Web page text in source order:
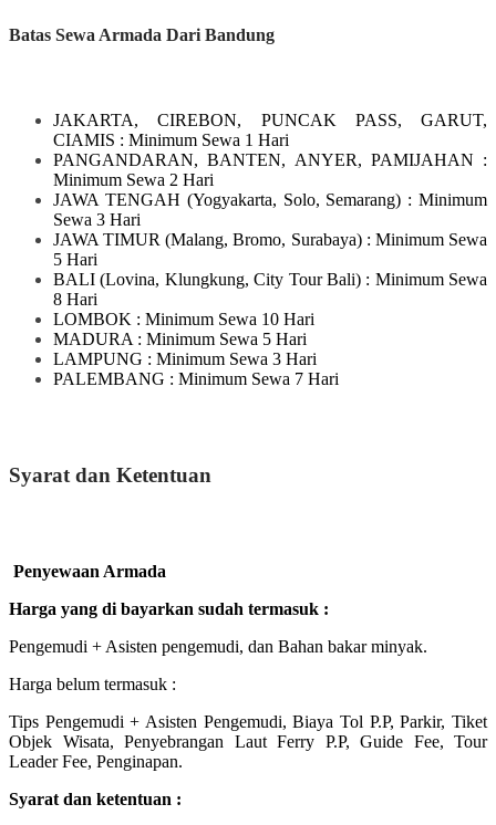
Batas Sewa Armada Dari Bandung
JAKARTA, CIREBON, PUNCAK PASS, GARUT,
CIAMIS : Minimum Sewa 1 Hari
PANGANDARAN, BANTEN, ANYER, PAMIJAHAN :
Minimum Sewa 2 Hari
JAWA TENGAH (Yogyakarta, Solo, Semarang) : Minimum
Sewa 3 Hari
JAWA TIMUR(Malang, Bromo, Surabaya) : Minimum Sewa
5 Hari
BALI (Lovina, Klungkung, City Tour Bali) : Minimum Sewa
8 Hari
LOMBOK : Minimum Sewa 10 Hari
MADURA : Minimum Sewa 5 Hari
LAMPUNG : Minimum Sewa 3 Hari
PALEMBANG : Minimum Sewa 7 Hari
Syarat dan Ketentuan
Penyewaan Armada
Harga yang di bayarkan sudah termasuk :
Pengemudi + Asisten pengemudi, dan Bahan bakar minyak.
Harga belum termasuk :
Tips Pengemudi + Asisten Pengemudi, Biaya Tol P.P, Parkir, Tiket
Objek Wisata, Penyebrangan Laut Ferry P.P, Guide Fee, Tour
Leader Fee, Penginapan.
Syarat dan ketentuan :